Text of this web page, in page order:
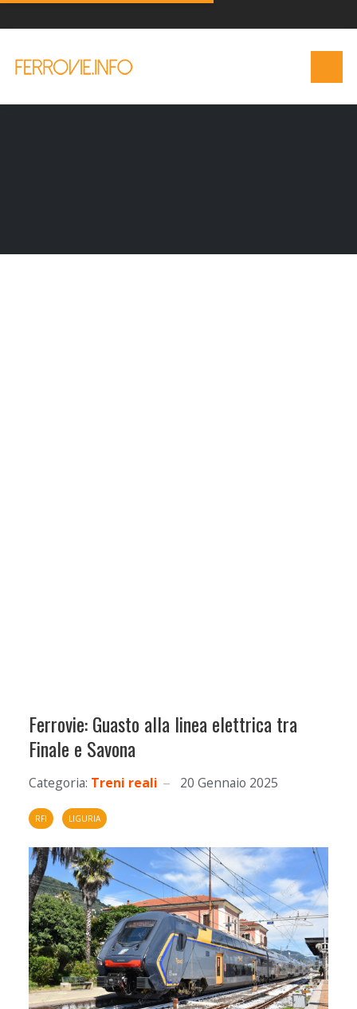
Ferrovie: Guasto alla linea elettrica tra
Finale e Savona
Categoria: Treni reali 20 Gennaio 2025
RFI LIGURIA